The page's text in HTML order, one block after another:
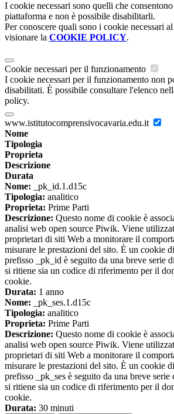
I cookie necessari sono quelli che
piattaforma e non è possibile disabilitarli.
Per conoscere quali sono i cookie necessari
visionare la COOKIE POLICY.
Cookie necessari per il funzionamento
I cookie necessari per il funzionamento non
disabilitati. È possibile consultare l'elenco
policy.
www.istitutocomprensivocavaria.edu.it
Nome
Tipologia
Proprieta
Descrizione
Durata
Nome: _pk_id.1.d15c
Tipologia: analitico
Proprieta: Prime Parti
Descrizione: Questo nome di cookie è
analisi web open source Piwik. Viene
proprietari di siti Web a monitorare il
misurare le prestazioni del sito. È un cookie
prefisso _pk_id è seguito da una breve serie
si ritiene sia un codice di riferimento per il
cookie.
Durata: 1 anno
Nome: _pk_ses.1.d15c
Tipologia: analitico
Proprieta: Prime Parti
Descrizione: Questo nome di cookie è
analisi web open source Piwik. Viene
proprietari di siti Web a monitorare il
misurare le prestazioni del sito. È un cookie
prefisso _pk_ses è seguito da una breve
si ritiene sia un codice di riferimento per il
cookie.
Durata: 30 minuti